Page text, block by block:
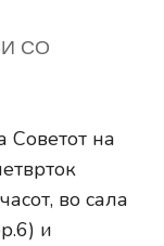
СО
Советот на
во сала
и